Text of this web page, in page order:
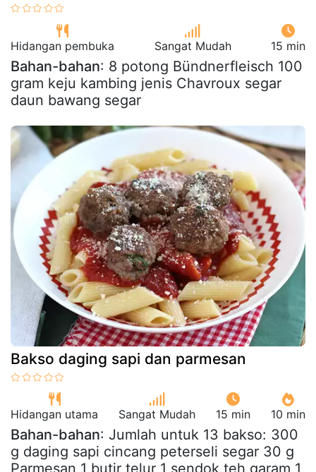
Hidangan pembuka Sangat Mudah 15 min
Bahan-bahan: 8 potong Bündnerfleisch 100
gram keju kambing jenis Chavroux segar
daun bawang segar
Bakso daging sapi dan parmesan
Hidangan utama Sangat Mudah 15 min 10 min
Bahan-bahan: Jumlah untuk 13 bakso: 300
g daging sapi cincang peterseli segar 30 g
Parmesan 1 butir telur 1 sendok teh garam 1